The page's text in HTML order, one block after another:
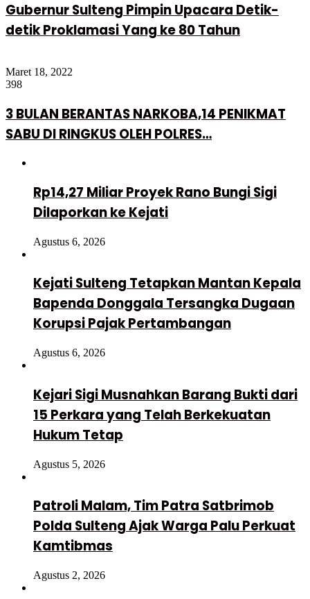
Gubernur Sulteng Pimpin Upacara Detik-
detik Proklamasi Yang ke 80 Tahun
Maret 18, 2022
398
3 BULAN BERANTAS NARKOBA,14 PENIKMAT
SABU DI RINGKUS OLEH POLRES…
Rp14,27 Miliar Proyek Rano Bungi Sigi
Dilaporkan ke Kejati
Agustus 6, 2026
Kejati Sulteng Tetapkan Mantan Kepala
Bapenda Donggala Tersangka Dugaan
Korupsi Pajak Pertambangan
Agustus 6, 2026
Kejari Sigi Musnahkan Barang Bukti dari
15 Perkara yang Telah Berkekuatan
Hukum Tetap
Agustus 5, 2026
Patroli Malam, Tim Patra Satbrimob
Polda Sulteng Ajak Warga Palu Perkuat
Kamtibmas
Agustus 2, 2026